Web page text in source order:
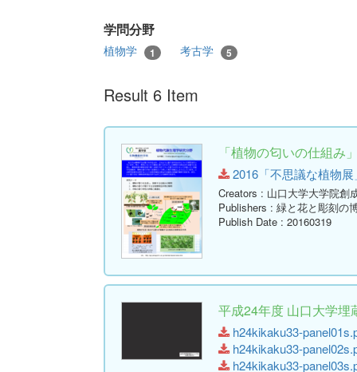
学問分野
植物学 1 考古学 5
Result 6 Item
「植物の匂いの仕組み
2016「不思議な植物
Creators : 山口大学大学院
Publishers : 緑と花と彫刻の
Publish Date : 20160319
平成24年度 山口大学
h24kikaku33-
h24kikaku33-
h24kikaku33-